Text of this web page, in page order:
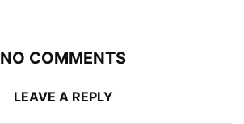
NO COMMENTS
LEAVE A REPLY